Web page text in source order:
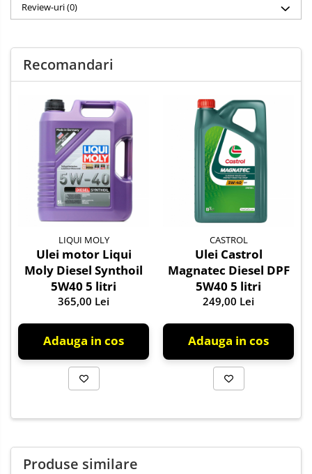
îmbunătățite reduc acumularea depunerilor și variațiile de
vâscozitate, menținând motorul în stare optimă.
contribuie la reducerea consumului de combustibil și la
performanțe mai bune ale motorului.
motoarele cu tehnologii avansate, precum cele cu injecție
directă, turbocompresoare și alte sisteme moderne.
Înainte de a utiliza acest ulei, asigurați-vă că este compatibil cu
specificațiile și recomandările producătorului automobilului
dumneavoastră. Utilizarea unui ulei de calitate este esențială
pentru buna funcționare și protecția motorului.
Review-uri(0)
Recomandari
LIQUI MOLY
Ulei motor Liqui
Moly Diesel Synthoil
5W40 5 litri
365,00 Lei
Adauga in cos
CASTROL
Ulei Castrol
Magnatec Diesel DPF
5W40 5 litri
249,00 Lei
Adauga in cos
Produse similare